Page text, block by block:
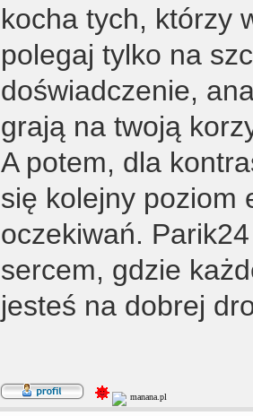
kocha tych, którzy
polegaj tylko na
doświadczenie,
grają na twoją
A potem, dla
się kolejny poziom
oczekiwań.
sercem, gdzie
jesteś na dobrej